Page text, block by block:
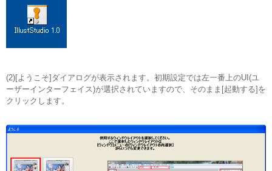
(2)[ようこそ]ダイアログが表示されます。初期設定では左一番上のUI(ユ
ーザーインターフェイス)が選択されていますので、そのまま[起動する]を
クリックします。